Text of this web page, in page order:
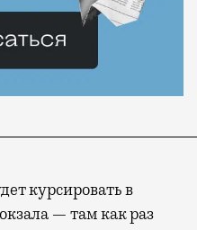
курсировать в
— там как раз